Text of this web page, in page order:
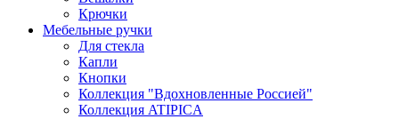
Крючки
Мебельные ручки
Для стекла
Капли
Кнопки
Коллекция "Вдохновленные Россией"
Коллекция ATIPICA